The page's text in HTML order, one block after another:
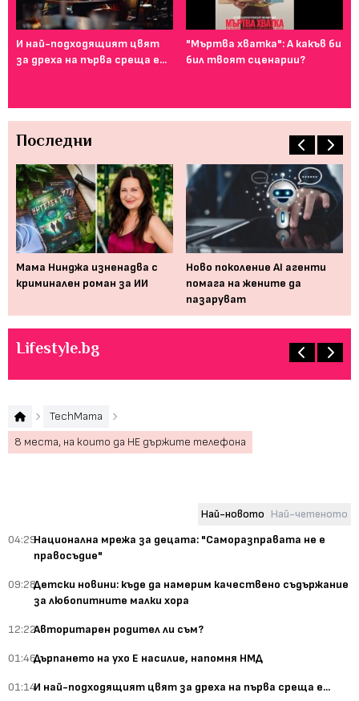
И най-подходящият цвят
за дреха на първа среща е...
"Мъртва хватка": А какъв би
бил твоят сценарии?
Последни
Мама Нинджа изненадва с
криминален роман за ИИ
Ново поколение AI агенти
помага на жените да
пазаруват
Lifestyle.bg
TechMama
8 места, на които да НЕ държите телефона
Най-новото Най-четеното
04:29Национална мрежа за децата: "Саморазправата не е
правосъдие"
09:28Детски новини: къде да намерим качествено съдържание
за любопитните малки хора
12:22Авторитарен родител ли съм?
01:46Дърпането на ухо Е насилие, напомня НМД
01:14И най-подходящият цвят за дреха на първа среща е...